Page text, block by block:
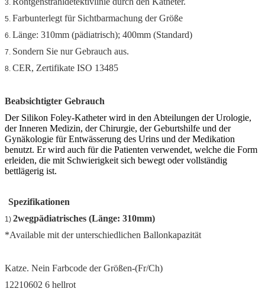
3.
5. Farbunterlegt für Sichtbarmachung der Größe
6. Länge: 310mm (pädiatrisch); 400mm (Standard)
7. Sondern Sie nur Gebrauch aus.
8. CER, Zertifikate ISO 13485
Beabsichtigter Gebrauch
Der Silikon Foley-Katheter wird in den Abteilungen der Urologie,
der Inneren Medizin, der Chirurgie, der Geburtshilfe und der
Gynäkologie für Entwässerung des Urins und der Medikation
benutzt. Er wird auch für die Patienten verwendet, welche die Form
erleiden, die mit Schwierigkeit sich bewegt oder vollständig
bettlägerig ist.
Spezifikationen
1) 2wegpädiatrisches (Länge: 310mm)
*Available mit der unterschiedlichen Ballonkapazität
Katze. Nein Farbcode der Größen-(Fr/Ch)
12210602 6 hellrot